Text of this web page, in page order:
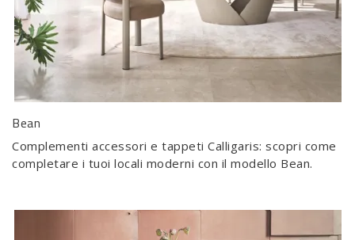
Bean
Complementi accessori e tappeti Calligaris: scopri come
completare i tuoi locali moderni con il modello Bean.